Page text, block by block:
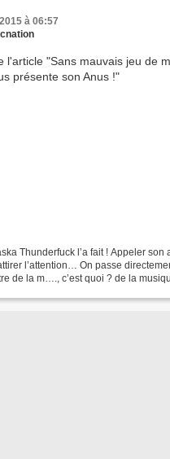
à 06:57
Thunderfuck l’a fait ! Appeler son
l’attention… On passe
de la m…., c’est quoi ? de la